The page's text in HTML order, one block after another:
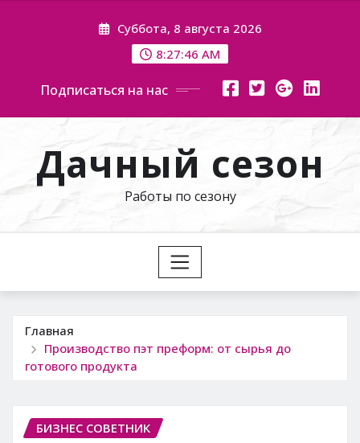
Суббота, 8 августа 2026
8:27:48 AM
Подписаться на нас
Дачный сезон
Работы по сезону
Главная
Производство пэт преформ: от сырья до
готового продукта
БИЗНЕС СОВЕТНИК